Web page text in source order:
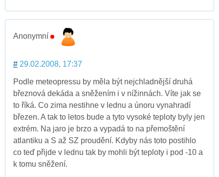
Anonymní
# 29.02.2008, 17:37
Podle meteopressu by měla být nejchladnější druhá
březnová dekáda a sněžením i v nížinnách. Víte jak se
to říká. Co zima nestihne v lednu a únoru vynahradí
březen. A tak to letos bude a tyto vysoké teploty byly jen
extrém. Na jaro je brzo a vypadá to na přemoštění
atlantiku a S až SZ proudění. Kdyby nás toto postihlo
co teď přijde v lednu tak by mohli být teploty i pod -10 a
k tomu sněžení.